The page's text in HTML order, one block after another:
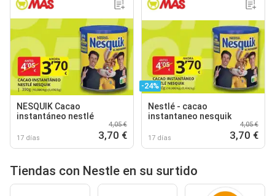
NESQUIK Cacao
instantáneo nestlé
17 días
4,05 €
3,70 €
-24%
Nestlé - cacao
instantaneo nesquik
17 días
4,05 €
3,70 €
Tiendas con Nestle en su surtido